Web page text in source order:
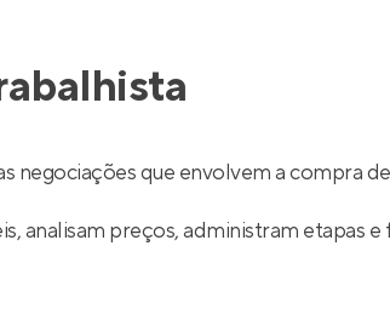
negociações que envolvem a compra
preços, administram etapas